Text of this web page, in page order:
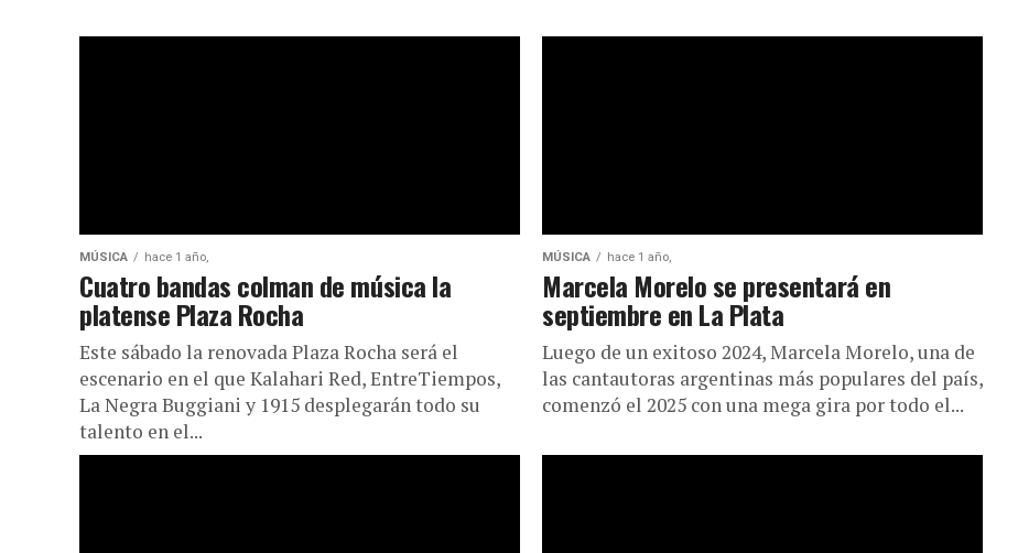
MÚSICA hace 1 año,
Cuatro bandas colman de música la
platense Plaza Rocha
Este sábado la renovada Plaza Rocha será el
escenario en el que Kalahari Red, EntreTiempos,
La Negra Buggiani y 1915 desplegarán todo su
talento en el...
MÚSICA hace 1 año,
Marcela Morelo se presentará en
septiembre en La Plata
Luego de un exitoso 2024, Marcela Morelo, una de
las cantautoras argentinas más populares del país,
comenzó el 2025 con una mega gira por todo el...